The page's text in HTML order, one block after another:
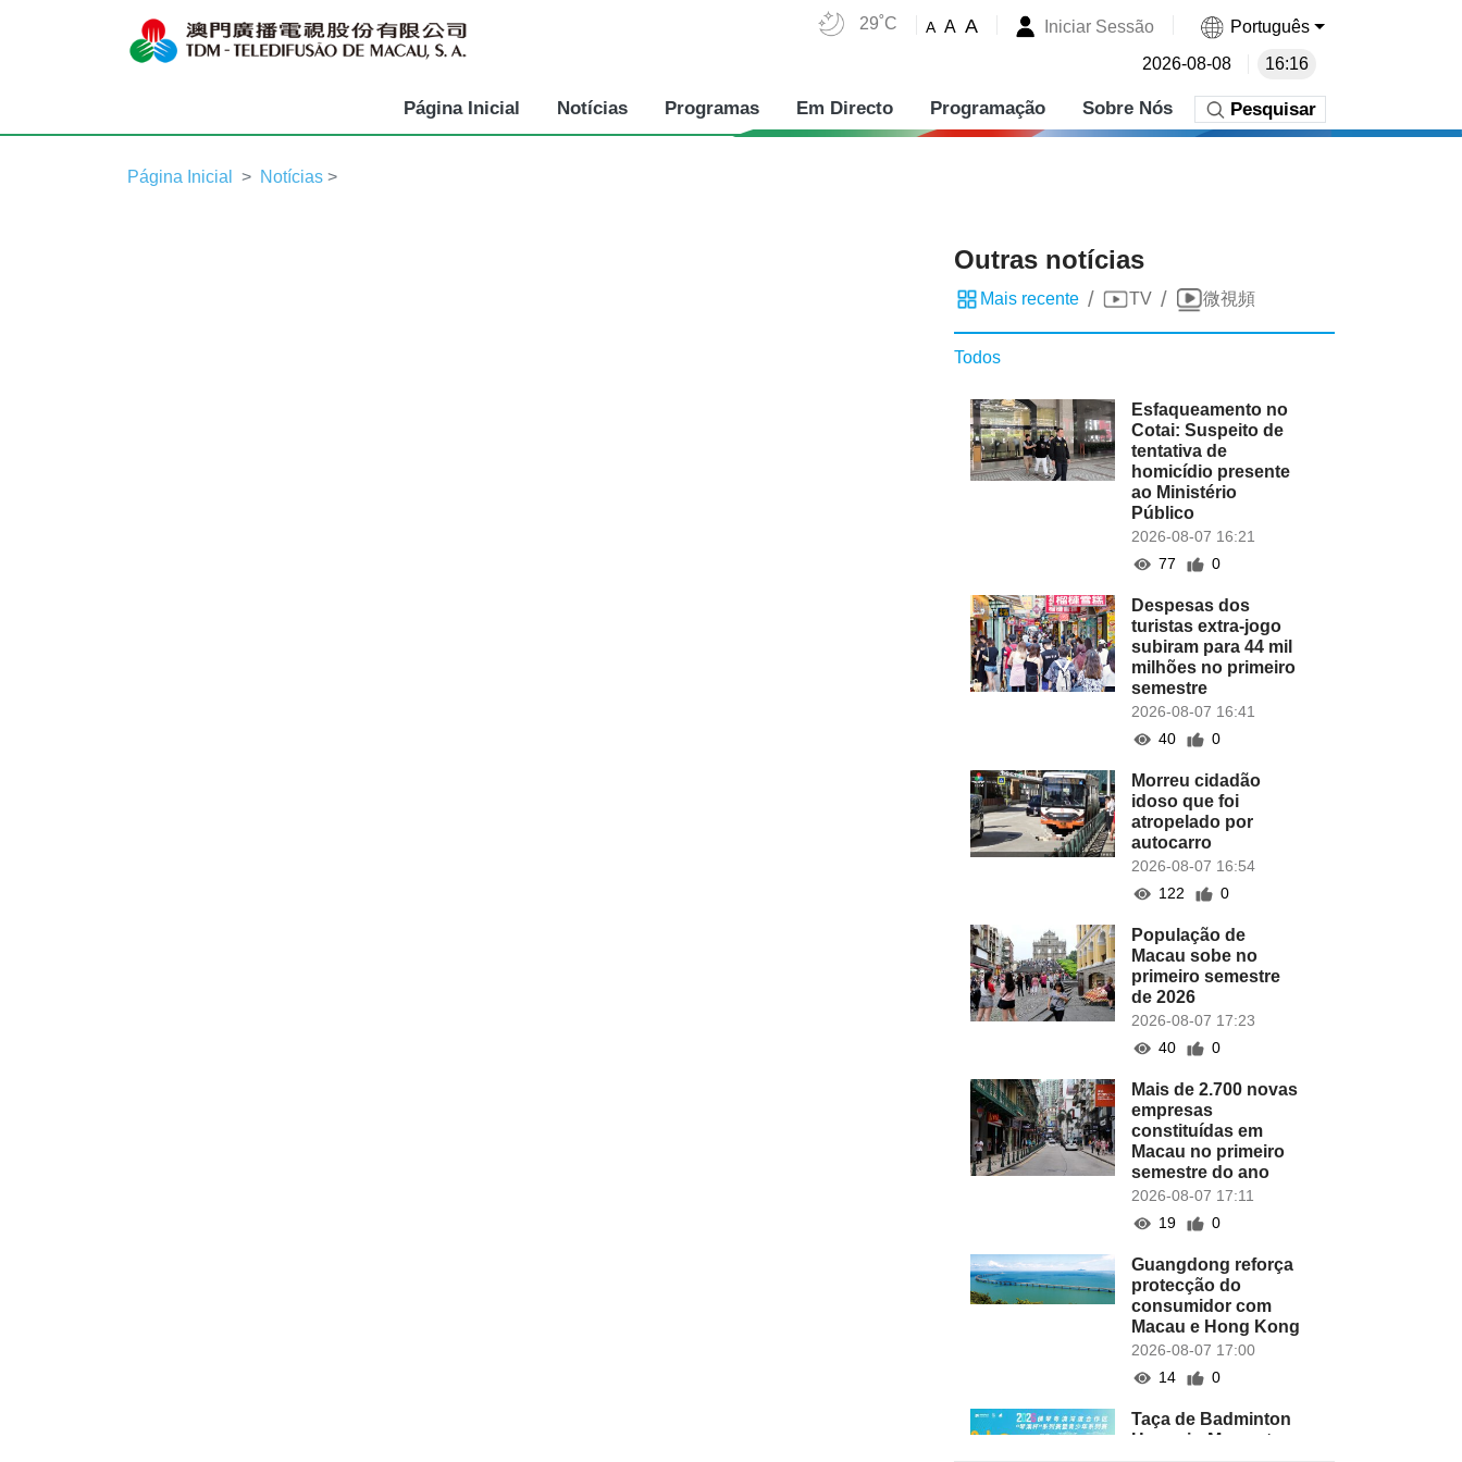
29˚C A A A Iniciar Sessão Português
2026-08-08 16:16
Página Inicial Notícias Programas Em Directo Programação Sobre Nós Pesquisar
Página Inicial Notícias >
Outras notícias
Mais recente / TV / 微視頻
Todos
Esfaqueamento no
Cotai: Suspeito de
tentativa de
homicídio presente
ao Ministério
Público
2026-08-07 16:21
77
0
Despesas dos
turistas extra-jogo
subiram para 44 mil
milhões no primeiro
semestre
2026-08-07 16:41
40
0
Morreu cidadão
idoso que foi
atropelado por
autocarro
2026-08-07 16:54
122
0
População de
Macau sobe no
primeiro semestre
de 2026
2026-08-07 17:23
40
0
Mais de 2.700 novas
empresas
constituídas em
Macau no primeiro
semestre do ano
2026-08-07 17:11
19
0
Guangdong reforça
protecção do
consumidor com
Macau e Hong Kong
2026-08-07 17:00
14
0
Taça de Badminton
Hengqin-Macau tem